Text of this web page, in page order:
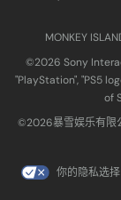
MONKEY
©2026 Sony
"PlayStation", "PS5
of
©2026暴雪娱乐有限
你的隐私选择